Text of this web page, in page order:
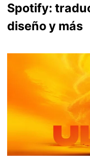
Spotify:
diseño y más